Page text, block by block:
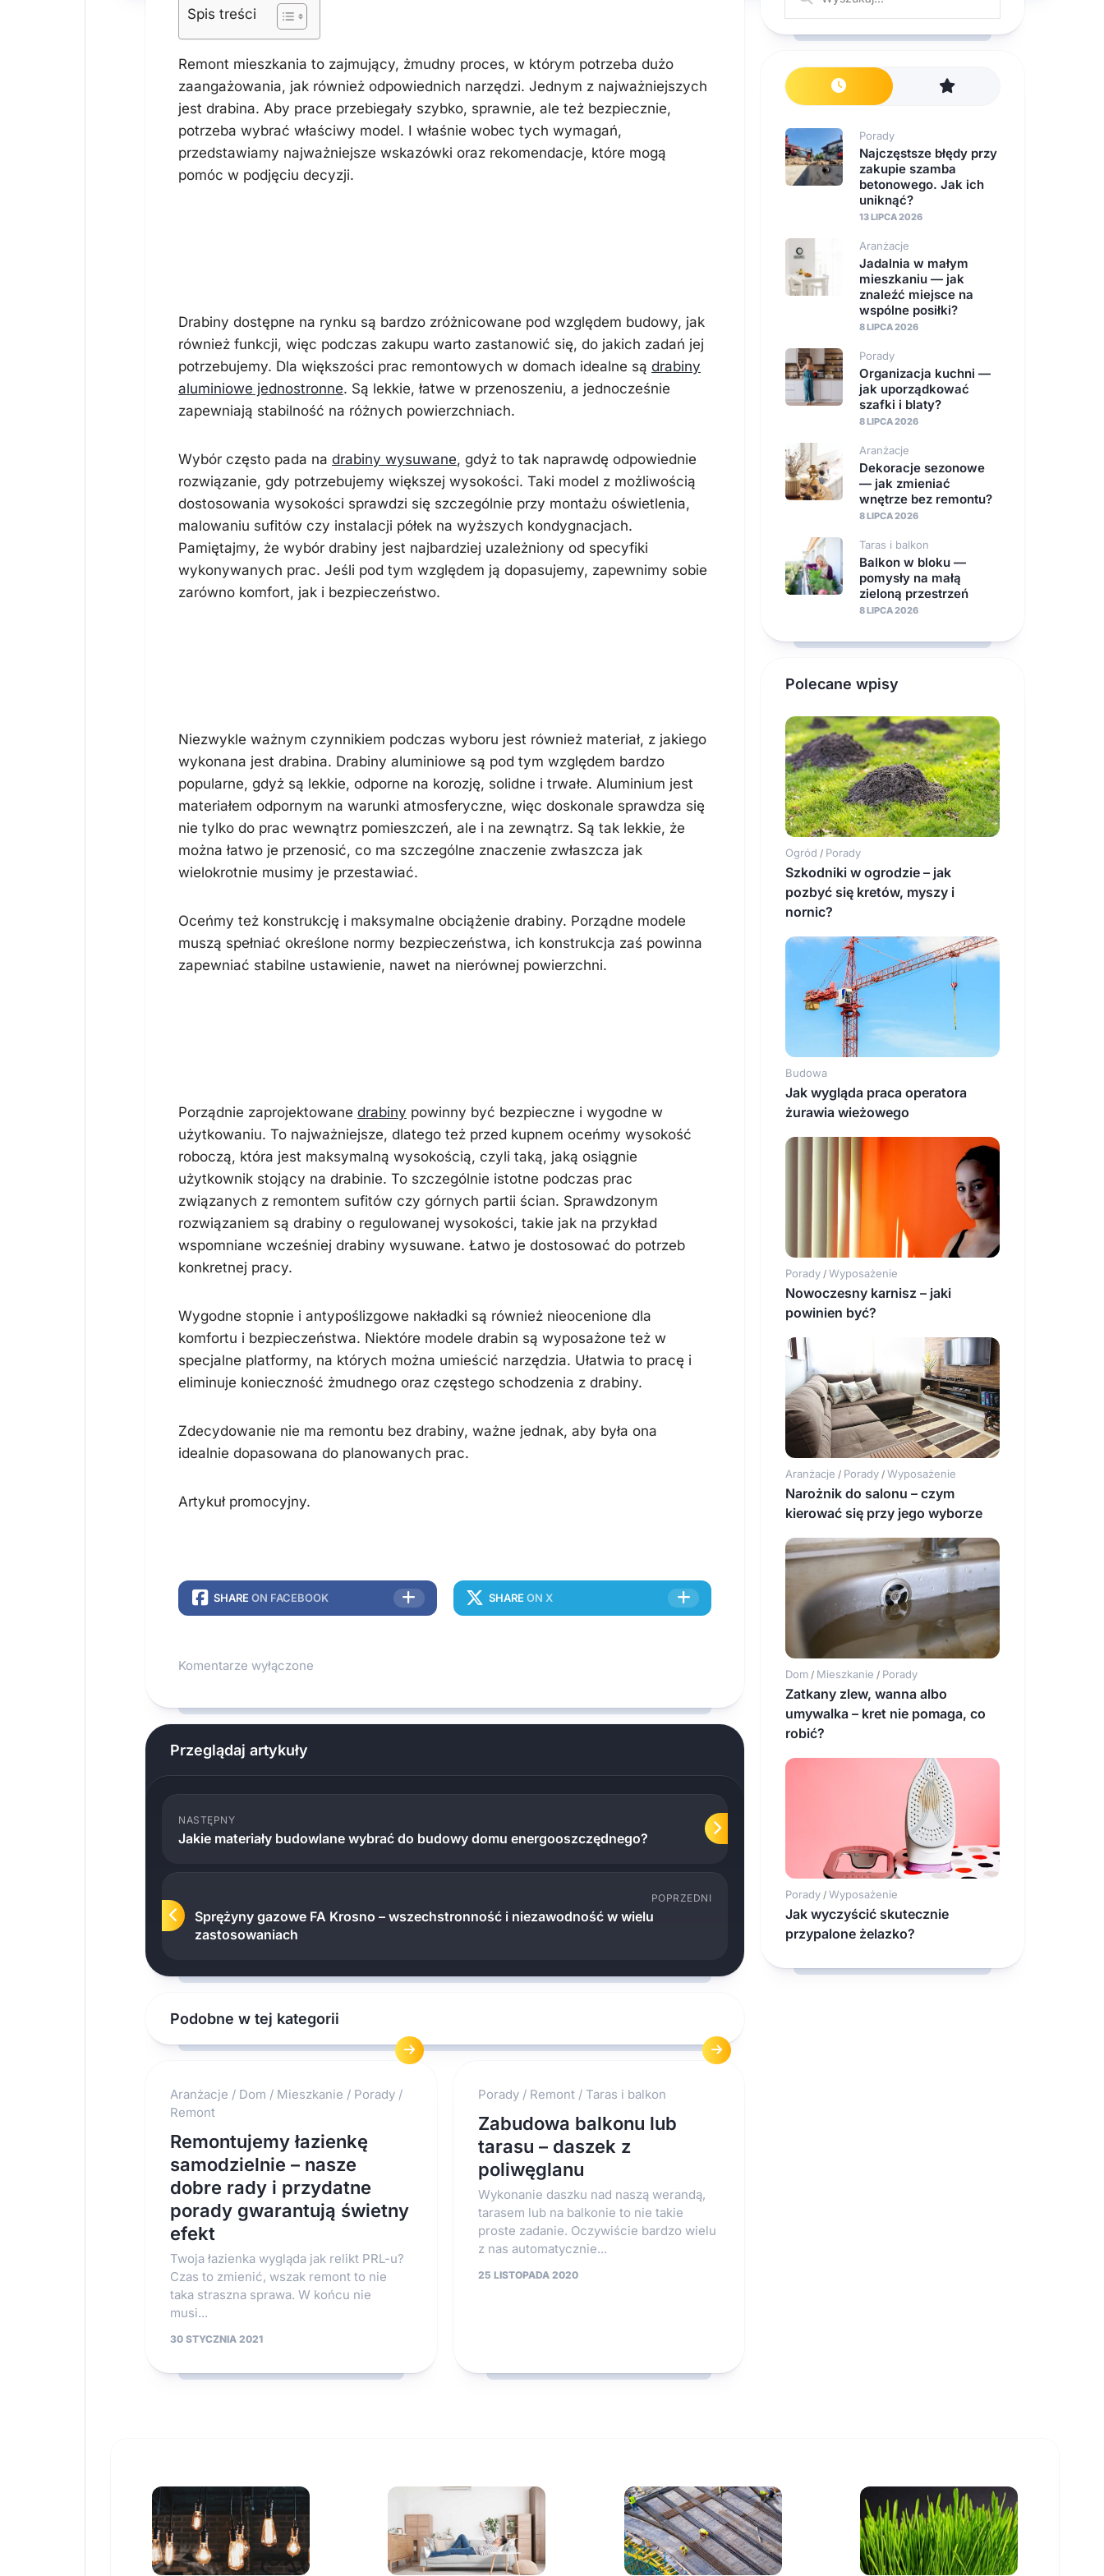
Spis treści
Remont mieszkania to zajmujący, żmudny proces, w którym potrzeba dużo
zaangażowania, jak również odpowiednich narzędzi. Jednym z najważniejszych
jest drabina. Aby prace przebiegały szybko, sprawnie, ale też bezpiecznie,
potrzeba wybrać właściwy model. I właśnie wobec tych wymagań,
przedstawiamy najważniejsze wskazówki oraz rekomendacje, które mogą
pomóc w podjęciu decyzji.
Drabiny dostępne na rynku są bardzo zróżnicowane pod względem budowy, jak
również funkcji, więc podczas zakupu warto zastanowić się, do jakich zadań jej
potrzebujemy. Dla większości prac remontowych w domach idealne są drabiny
aluminiowe jednostronne. Są lekkie, łatwe w przenoszeniu, a jednocześnie
zapewniają stabilność na różnych powierzchniach.
Wybór często pada na drabiny wysuwane, gdyż to tak naprawdę odpowiednie
rozwiązanie, gdy potrzebujemy większej wysokości. Taki model z możliwością
dostosowania wysokości sprawdzi się szczególnie przy montażu oświetlenia,
malowaniu sufitów czy instalacji półek na wyższych kondygnacjach.
Pamiętajmy, że wybór drabiny jest najbardziej uzależniony od specyfiki
wykonywanych prac. Jeśli pod tym względem ją dopasujemy, zapewnimy sobie
zarówno komfort, jak i bezpieczeństwo.
Niezwykle ważnym czynnikiem podczas wyboru jest również materiał, z jakiego
wykonana jest drabina. Drabiny aluminiowe są pod tym względem bardzo
popularne, gdyż są lekkie, odporne na korozję, solidne i trwałe. Aluminium jest
materiałem odpornym na warunki atmosferyczne, więc doskonale sprawdza się
nie tylko do prac wewnątrz pomieszczeń, ale i na zewnątrz. Są tak lekkie, że
można łatwo je przenosić, co ma szczególne znaczenie zwłaszcza jak
wielokrotnie musimy je przestawiać.
Oceńmy też konstrukcję i maksymalne obciążenie drabiny. Porządne modele
muszą spełniać określone normy bezpieczeństwa, ich konstrukcja zaś powinna
zapewniać stabilne ustawienie, nawet na nierównej powierzchni.
Porządnie zaprojektowane drabiny powinny być bezpieczne i wygodne w
użytkowaniu. To najważniejsze, dlatego też przed kupnem oceńmy wysokość
roboczą, która jest maksymalną wysokością, czyli taką, jaką osiągnie
użytkownik stojący na drabinie. To szczególnie istotne podczas prac
związanych z remontem sufitów czy górnych partii ścian. Sprawdzonym
rozwiązaniem są drabiny o regulowanej wysokości, takie jak na przykład
wspomniane wcześniej drabiny wysuwane. Łatwo je dostosować do potrzeb
konkretnej pracy.
Wygodne stopnie i antypoślizgowe nakładki są również nieocenione dla
komfortu i bezpieczeństwa. Niektóre modele drabin są wyposażone też w
specjalne platformy, na których można umieścić narzędzia. Ułatwia to pracę i
eliminuje konieczność żmudnego oraz częstego schodzenia z drabiny.
Zdecydowanie nie ma remontu bez drabiny, ważne jednak, aby była ona
idealnie dopasowana do planowanych prac.
Artykuł promocyjny.
SHARE ON FACEBOOK SHARE ON X
Komentarze wyłączone
Przeglądaj artykuły
NASTĘPNY
Jakie materiały budowlane wybrać do budowy domu energooszczędnego?
POPRZEDNI
Sprężyny gazowe FA Krosno – wszechstronność i niezawodność w wielu
zastosowaniach
Podobne w tej kategorii
Aranżacje / Dom / Mieszkanie / Porady /
Remont
Remontujemy łazienkę
samodzielnie – nasze
dobre rady i przydatne
porady gwarantują świetny
efekt
Twoja łazienka wygląda jak relikt PRL-u?
Czas to zmienić, wszak remont to nie
taka straszna sprawa. W końcu nie
musi...
30 STYCZNIA 2021
Porady/ Remont/ Taras i balkon
Zabudowa balkonu lub
tarasu – daszek z
poliwęglanu
Wykonanie daszku nad naszą werandą,
tarasem lub na balkonie to nie takie
proste zadanie. Oczywiście bardzo wielu
z nas automatycznie...
25 LISTOPADA 2020
Porady
Najczęstsze błędy przy
zakupie szamba
betonowego. Jak ich
uniknąć?
13 LIPCA 2026
Aranżacje
Jadalnia w małym
mieszkaniu — jak
znaleźć miejsce na
wspólne posiłki?
8 LIPCA 2026
Porady
Organizacja kuchni —
jak uporządkować
szafki i blaty?
8 LIPCA 2026
Aranżacje
Dekoracje sezonowe
— jak zmieniać
wnętrze bez remontu?
8 LIPCA 2026
Taras i balkon
Balkon w bloku —
pomysły na małą
zieloną przestrzeń
8 LIPCA 2026
Polecane wpisy
Ogród / Porady
Szkodniki w ogrodzie – jak
pozbyć się kretów, myszy i
nornic?
Budowa
Jak wygląda praca operatora
żurawia wieżowego
Porady / Wyposażenie
Nowoczesny karnisz – jaki
powinien być?
Aranżacje / Porady / Wyposażenie
Narożnik do salonu – czym
kierować się przy jego wyborze
Dom / Mieszkanie / Porady
Zatkany zlew, wanna albo
umywalka – kret nie pomaga, co
robić?
Porady / Wyposażenie
Jak wyczyścić skutecznie
przypalone żelazko?